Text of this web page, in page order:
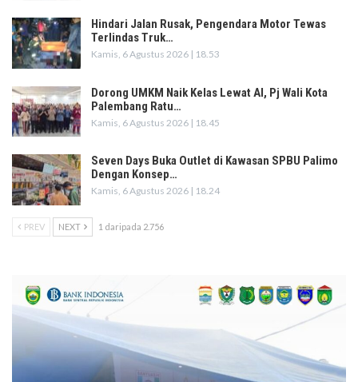
Hindari Jalan Rusak, Pengendara Motor Tewas
Terlindas Truk…
Kamis, 6 Agustus 2026 | 18.53
Dorong UMKM Naik Kelas Lewat AI, Pj Wali Kota
Palembang Ratu…
Kamis, 6 Agustus 2026 | 18.45
Seven Days Buka Outlet di Kawasan SPBU Palimo
Dengan Konsep…
Kamis, 6 Agustus 2026 | 18.24
PREV NEXT 1 daripada 2.756